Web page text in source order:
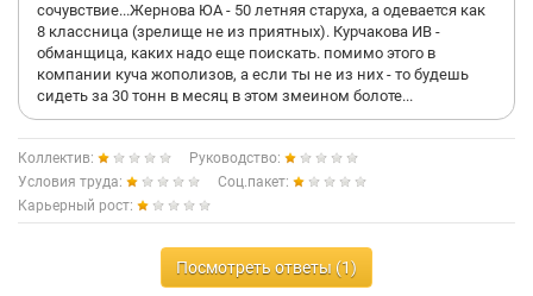
8) Начальство имеет свойство "забывать" обещания.
9) Сильная текучка кадров.
10) Собственной столовой нет, но в округе их много.
Крайне неудачное место для жаждущих сколотить карьеру и
купить виллу в Испании.
сочувствие...Жернова ЮА - 50 летняя старуха, а одевается как
8 классница (зрелище не из приятных). Курчакова ИВ -
обманщица, каких надо еще поискать. помимо этого в
компании куча жополизов, а если ты не из них - то будешь
сидеть за 30 тонн в месяц в этом змеином болоте...
Коллектив:
Руководство:
Условия труда:
Соц.пакет:
Карьерный рост:
Посмотреть ответы (1)